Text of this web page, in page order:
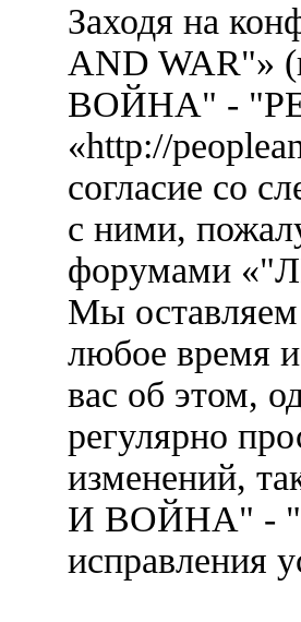
Заходя на
AND WAR"»
ВОЙНА" -
«http://
согласие со
с ними,
форумами
Мы оставляем
любое время
вас об этом,
регулярно
изменений,
И ВОЙНА" -
исправления